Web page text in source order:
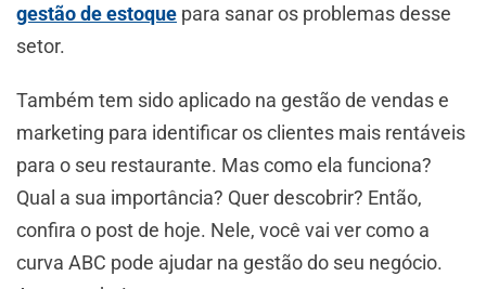
gestão de estoque para sanar os problemas desse
setor.
Também tem sido aplicado na gestão de vendase
marketing para identificar os clientes mais rentáveis
para o seu restaurante. Mas como ela funciona?
Qual a sua importância? Quer descobrir? Então,
confira o post de hoje. Nele, você vai ver como a
curva ABC pode ajudar na gestão do seu negócio.